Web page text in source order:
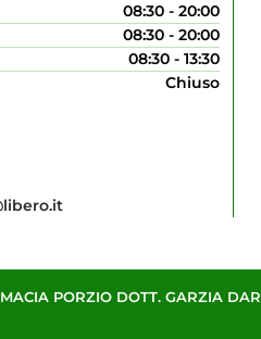
08:30 - 20:00
08:30 - 20:00
08:30 - 13:30
Chiuso
PORZIO DOTT. GARZIA